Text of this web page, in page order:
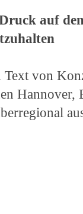
auf
von